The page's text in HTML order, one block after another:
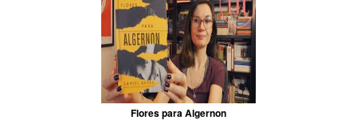
Flores para Algernon